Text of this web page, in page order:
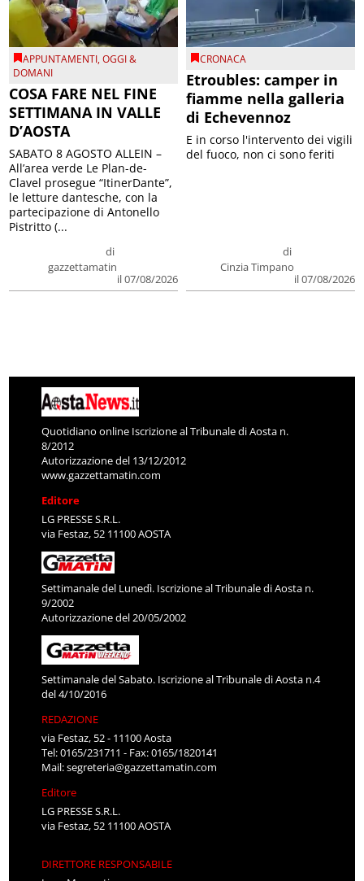
APPUNTAMENTI,OGGI &
DOMANI
COSA FARE NEL FINE
SETTIMANA IN VALLE
D’AOSTA
di
gazzettamatin
il 07/08/2026
SABATO 8 AGOSTO ALLEIN –
All’area verde Le Plan-de-
Clavel prosegue “ItinerDante”,
le letture dantesche, con la
partecipazione di Antonello
Pistritto (...
CRONACA
Etroubles: camper in
fiamme nella galleria
di Echevennoz
di
Cinzia Timpano
il 07/08/2026
E in corso l'intervento dei vigili
del fuoco, non ci sono feriti
Quotidiano online Iscrizione al Tribunale di Aosta n.
8/2012
Autorizzazione del 13/12/2012
www.gazzettamatin.com
Editore
LG PRESSE S.R.L.
via Festaz, 52 11100 AOSTA
Settimanale del Lunedì. Iscrizione al Tribunale di Aosta n.
9/2002
Autorizzazione del 20/05/2002
Settimanale del Sabato. Iscrizione al Tribunale di Aosta n.4
del 4/10/2016
REDAZIONE
via Festaz, 52 - 11100 Aosta
Tel: 0165/231711 - Fax: 0165/1820141
Mail:segreteria@gazzettamatin.com
Editore
LG PRESSE S.R.L.
via Festaz, 52 11100 AOSTA
DIRETTORE RESPONSABILE